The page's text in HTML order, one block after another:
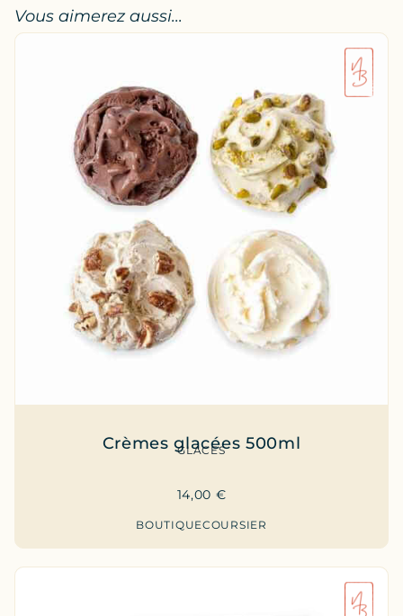
Vous aimerez aussi...
Crèmes glacées 500ml
GLACES
14,00 €
BOUTIQUECOURSIER